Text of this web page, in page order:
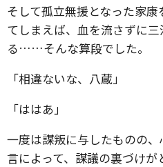
そして孤立無援となった家
てしまえば、血を流さずに
る……そんな算段でした。
「相違ないな、八蔵」
「ははあ」
一度は謀叛に与したものの
言によって、謀議の裏づけが